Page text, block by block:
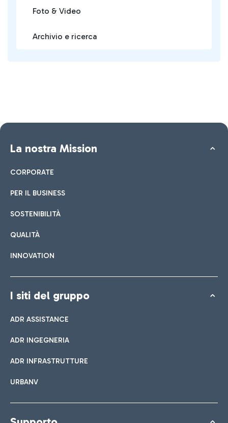
Foto & Video
Archivio e ricerca
La nostra Mission
CORPORATE
PER IL BUSINESS
SOSTENIBILITÀ
QUALITÀ
INNOVATION
I siti del gruppo
ADR ASSISTANCE
ADR INGEGNERIA
ADR INFRASTRUTTURE
URBANV